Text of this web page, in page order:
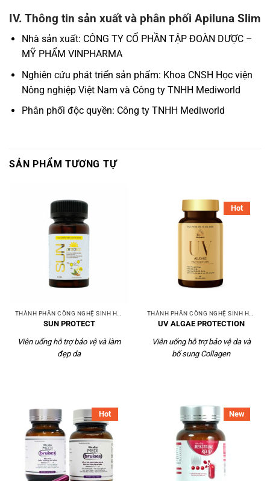
IV. Thông tin sản xuất và phân phối Apiluna Slim
Nhà sản xuất: CÔNG TY CỔ PHẦN TẬP ĐOÀN DƯỢC –
MỸ PHẨM VINPHARMA
Nghiên cứu phát triển sản phẩm: Khoa CNSH Học viện
Nông nghiệp Việt Nam và Công ty TNHH Mediworld
Phân phối độc quyền: Công ty TNHH Mediworld
SẢN PHẨM TƯƠNG TỰ
SUN PROTECT
Viên uống hỗ trợ bảo vệ và làm
đẹp da
Hot
UV ALGAE PROTECTION
Viên uống hỗ trợ bảo vệ da và
bổ sung Collagen
Hot New